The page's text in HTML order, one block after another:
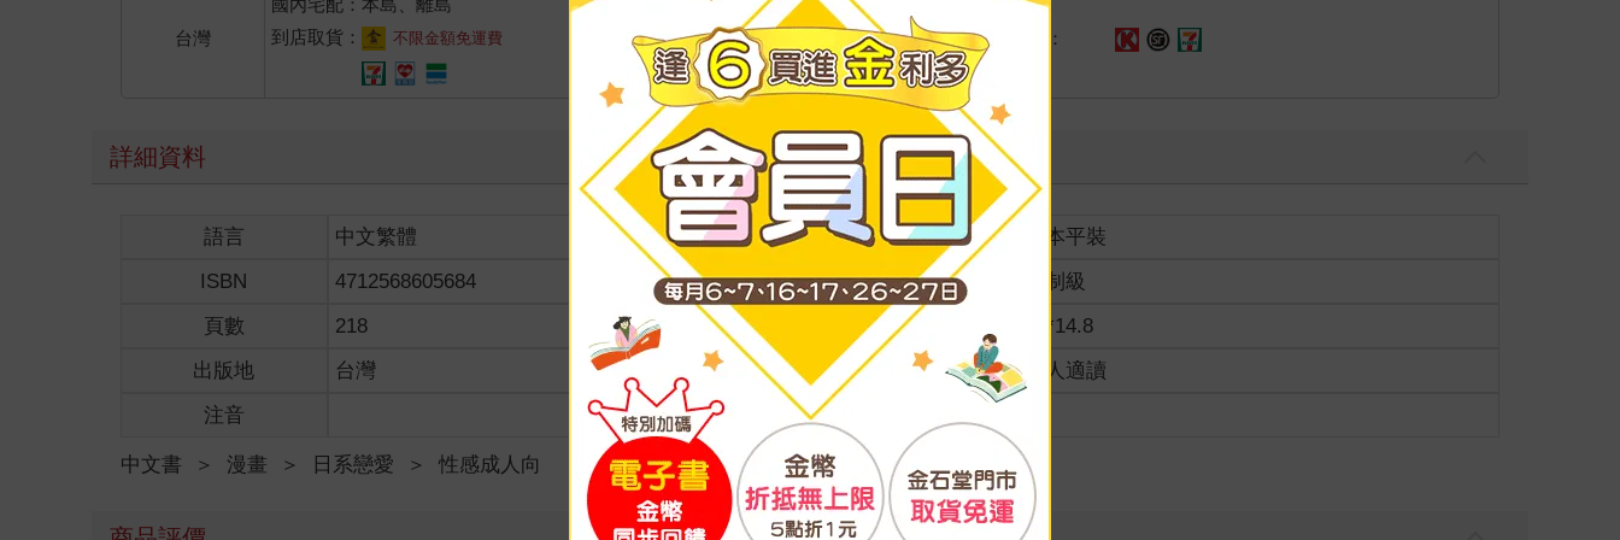
台灣
國內宅配：本島、離島
到店取貨：
不限金額免運費 海外 港澳店取：
詳細資料
語言 中文繁體 裝訂
紙本平裝
ISBN
4712568605684 分級
限制級
頁數
218 商品規格
21*14.8
出版地
台灣 適讀年齡
成人適讀
注音
中文書 ＞ 漫畫 ＞ 日系戀愛 ＞ 性感成人向